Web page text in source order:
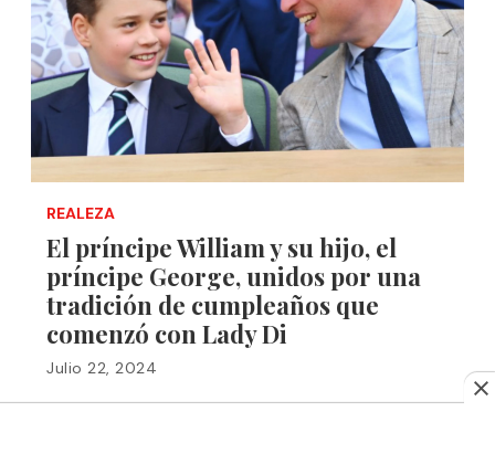
REALEZA
El príncipe William y su hijo, el
príncipe George, unidos por una
tradición de cumpleaños que
comenzó con Lady Di
Julio 22, 2024